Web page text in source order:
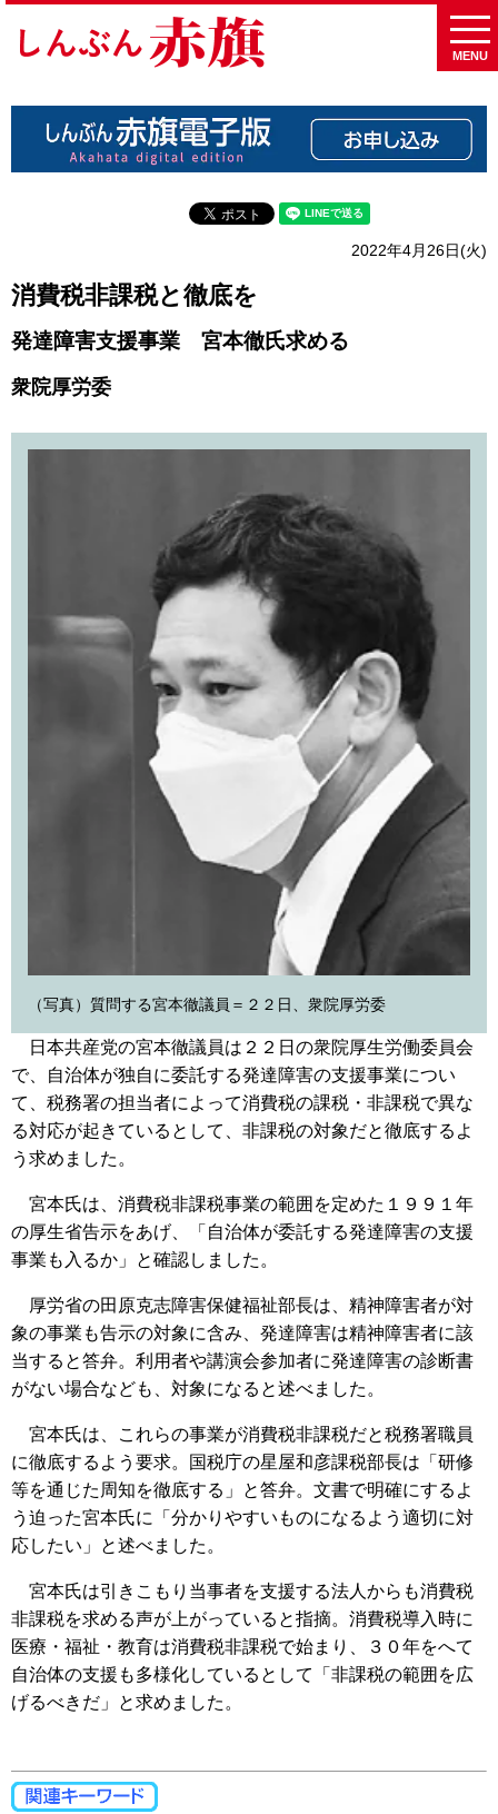
MENU
2022年4月26日(火)
消費税非課税と徹底を
発達障害支援事業 宮本徹氏求める
衆院厚労委
（写真）質問する宮本徹議員＝２２日、衆院厚労委
日本共産党の宮本徹議員は２２日の衆院厚生労働委員会
で、自治体が独自に委託する発達障害の支援事業につい
て、税務署の担当者によって消費税の課税・非課税で異な
る対応が起きているとして、非課税の対象だと徹底するよ
う求めました。
宮本氏は、消費税非課税事業の範囲を定めた１９９１年
の厚生省告示をあげ、「自治体が委託する発達障害の支援
事業も入るか」と確認しました。
厚労省の田原克志障害保健福祉部長は、精神障害者が対
象の事業も告示の対象に含み、発達障害は精神障害者に該
当すると答弁。利用者や講演会参加者に発達障害の診断書
がない場合なども、対象になると述べました。
宮本氏は、これらの事業が消費税非課税だと税務署職員
に徹底するよう要求。国税庁の星屋和彦課税部長は「研修
等を通じた周知を徹底する」と答弁。文書で明確にするよ
う迫った宮本氏に「分かりやすいものになるよう適切に対
応したい」と述べました。
宮本氏は引きこもり当事者を支援する法人からも消費税
非課税を求める声が上がっていると指摘。消費税導入時に
医療・福祉・教育は消費税非課税で始まり、３０年をへて
自治体の支援も多様化しているとして「非課税の範囲を広
げるべきだ」と求めました。